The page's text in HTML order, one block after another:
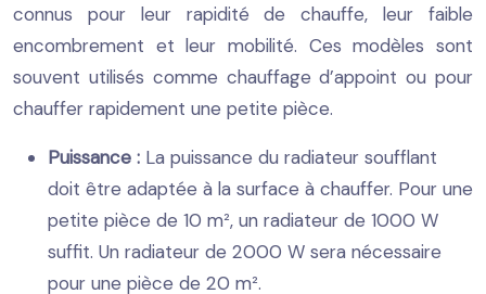
connus pour leur rapidité de chauffe, leur faible
encombrement et leur mobilité. Ces modèles sont
souvent utilisés comme chauffage d’appoint ou pour
chauffer rapidement une petite pièce.
Puissance : La puissance du radiateur soufflant
doit être adaptée à la surface à chauffer. Pour une
petite pièce de 10 m², un radiateur de 1000 W
suffit. Un radiateur de 2000 W sera nécessaire
pour une pièce de 20 m².